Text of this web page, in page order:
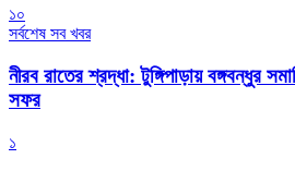
১০
সর্বশেষ সব খবর
নীরব রাতের শ্রদ্ধা: টুঙ্গিপাড়ায় বঙ্গবন্ধুর
সফর
১